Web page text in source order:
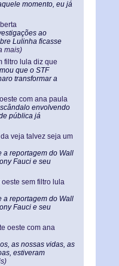
momento, eu já
ao
Lulinha ficasse
mais)
filtro lula diz que
que o STF
transformar a
com ana paula
envolvendo
pública já
veja talvez seja um
a reportagem do Wall
Fauci e seu
sem filtro lula
a reportagem do Wall
Fauci e seu
oeste com ana
as nossas vidas, as
estiveram